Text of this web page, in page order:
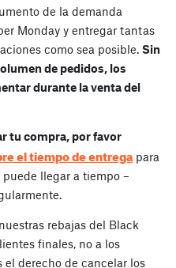
de la demanda
Monday y entregar tantas
como sea posible. Sin
de pedidos, los
durante la venta del
tu compra, por favor
el tiempo de entregapara
llegar a tiempo –
rebajas del Black
finales, no a los
el derecho de cancelar los